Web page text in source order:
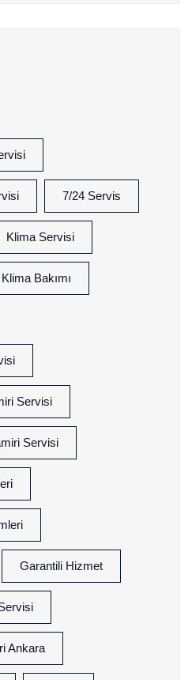
7/24 Servis
Klima Servisi
Klima Bakımı
Servisi
Servisi
Garantili Hizmet
Ankara